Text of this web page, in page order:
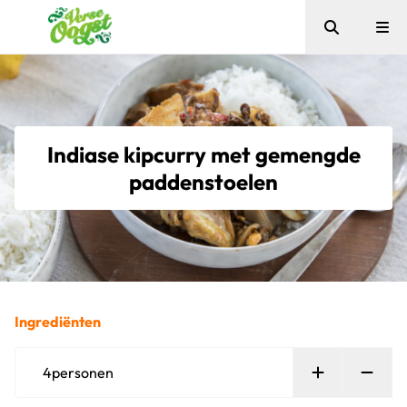
Verse Oogst
Zoeken
Indiase kipcurry met gemengde
paddenstoelen
Ingrediënten
4personen Persoon